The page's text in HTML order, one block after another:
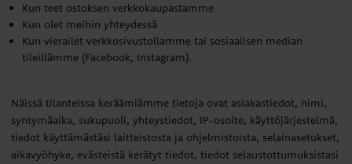
Kun teet ostoksen verkkokaupastamme
Kun olet meihin yhteydessä
Kun vierailet verkkosivustollamme tai sosiaalisen median
tileillämme (Facebook, Instagram).
Näissä tilanteissa keräämiämme tietoja ovat asiakastiedot, nimi,
syntymäaika, sukupuoli, yhteystiedot, IP-osoite, käyttöjärjestelmä,
tiedot käyttämästäsi laitteistosta ja ohjelmistoista, selainasetukset,
aikavyöhyke, evästeistä kerätyt tiedot, tiedot selaustottumuksistasi